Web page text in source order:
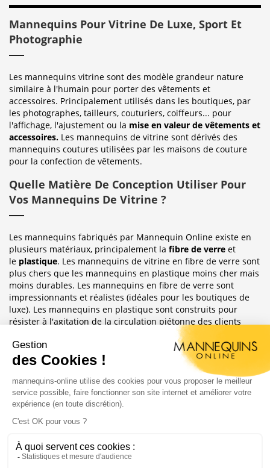
Mannequins Pour Vitrine De Luxe, Sport Et
Photographie
Les mannequins vitrine sont des modèle grandeur nature
similaire à l'humain pour porter des vêtements et
accessoires. Principalement utilisés dans les boutiques, par
les photographes, tailleurs, couturiers, coiffeurs... pour
l'affichage, l'ajustement ou la mise en valeur de vêtements et
accessoires. Les mannequins de vitrine sont dérivés des
mannequins coutures utilisées par les maisons de couture
pour la confection de vêtements.
Quelle Matière De Conception Utiliser Pour
Vos Mannequins De Vitrine ?
Les mannequins fabriqués par Mannequin Online existe en
plusieurs matériaux, principalement la fibre de verre et
le plastique. Les mannequins de vitrine en fibre de verre sont
plus chers que les mannequins en plastique moins cher mais
moins durables. Les mannequins en fibre de verre sont
impressionnants et réalistes (idéales pour les boutiques de
luxe). Les mannequins en plastique sont construits pour
résister à l'agitation de la circulation piétonne des clients
habituellement observée dans le magasin où ils sont placés.
Sublimez Vos Boutiques, Vitrines Et
Les mannequins sont idéales pour les magasins de détail, en
étalages de magasin ou décoration de vitrine. Ils ont
d'afficher leurs produits ou prendre des photos.